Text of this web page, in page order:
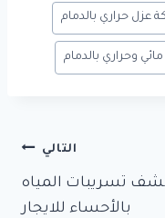
n
o
m
عزل حراري بالدمام
وحراري بالدمام
التالي
تسريبات المياه
بالأحساء للايجار